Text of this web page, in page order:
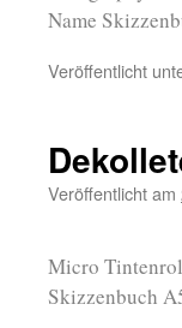
Name
Veröffentlicht
Veröffentlicht am
Micro
Skizzenbuch